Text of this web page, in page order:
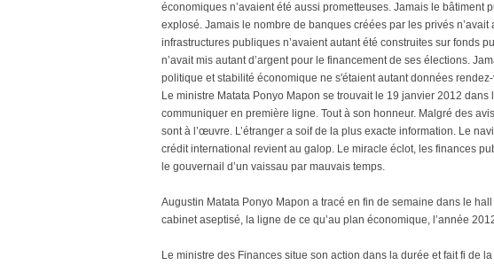
économiques n’avaient été aussi prometteuses. Jamais le bâtiment
explosé. Jamais le nombre de banques créées par les privés
infrastructures publiques n’avaient autant été construites sur fonds
n’avait mis autant d’argent pour le financement de ses élections.
politique et stabilité économique ne s'étaient autant données
Le ministre Matata Ponyo Mapon se trouvait le 19 janvier 2012
communiquer en première ligne. Tout à son honneur. Malgré des
sont à l’œuvre. L’étranger a soif de la plus exacte information. Le
crédit international revient au galop. Le miracle éclot, les finances
le gouvernail d’un vaissau par mauvais temps.
Augustin Matata Ponyo Mapon a tracé en fin de semaine dans le
cabinet aseptisé, la ligne de ce qu’au plan économique, l’année
Le ministre des Finances situe son action dans la durée et fait fi de